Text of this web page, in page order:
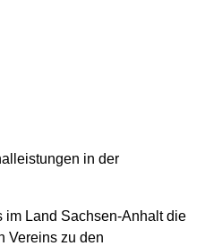
in der
im Land Sachsen-Anhalt die
Vereins zu den